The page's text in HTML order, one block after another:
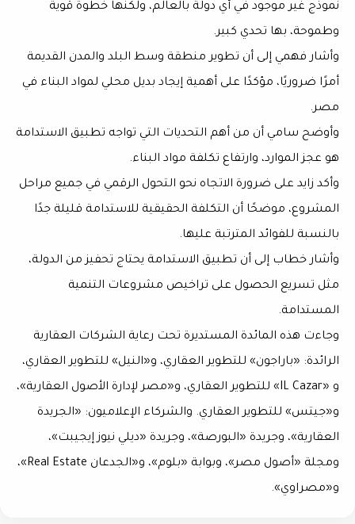
نموذج غير موجود في أي دولة بالعالم، ولكنها خطوة قوية
وطموحة، بها تحدي كبير.
وأشار فهمي إلى أن تطوير منطقة وسط البلد والمدن القديمة
أمرًا ضروريًا، مؤكدًا على أهمية إيجاد بديل محلي لمواد البناء في
مصر.
وأوضح سامي أن من أهم التحديات التي تواجه تطبيق الاستدامة
هو عجز الموارد، وارتفاع تكلفة مواد البناء.
وأكد زايد على ضرورة الاتجاه نحو التحول الرقمي في جميع مراحل
المشروع، موضحًا أن التكلفة الحقيقية للاستدامة قليلة جدًا
بالنسبة للفوائد المترتبة عليها.
وأشار خطاب إلى أن تطبيق الاستدامة يحتاج تحفيز من الدولة،
مثل تسريع الحصول على تراخيص مشروعات التنمية
المستدامة.
وجاءت هذه المائدة المستديرة تحت رعاية الشركات العقارية
الرائدة: «باراجون» للتطوير العقاري، و«النيل» للتطوير العقاري،
و «IL Cazar» للتطوير العقاري، و«مصر لإدارة الأصول العقارية»،
و«جيتس» للتطوير العقاري. والشركاء الإعلاميون: «الجريدة
العقارية»، وجريدة «البورصة»، وجريدة «ديلي نيوز إيجيبت»،
ومجلة «أصول مصر»، وبوابة «بلوم»، و«الجدعان Real Estate»،
و«مصراوي».